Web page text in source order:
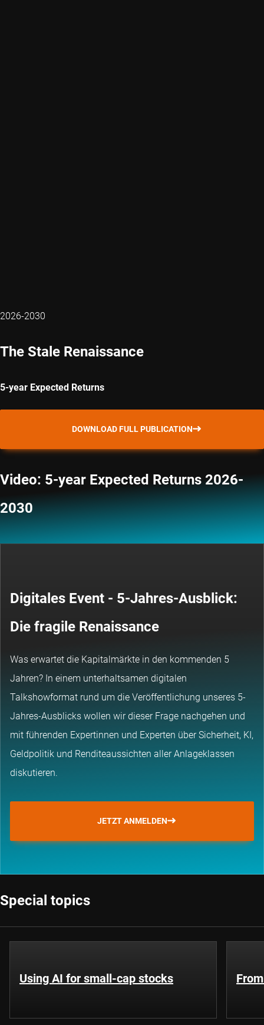
2026-2030
The Stale Renaissance
5-year Expected Returns
DOWNLOAD FULL PUBLICATION
Video: 5-year Expected Returns 2026-
2030
Digitales Event - 5-Jahres-Ausblick:
Die fragile Renaissance
Was erwartet die Kapitalmärkte in den kommenden 5
Jahren? In einem unterhaltsamen digitalen
Talkshowformat rund um die Veröffentlichung unseres 5-
Jahres-Ausblicks wollen wir dieser Frage nachgehen und
mit führenden Expertinnen und Experten über Sicherheit, KI,
Geldpolitik und Renditeaussichten aller Anlageklassen
diskutieren.
JETZT ANMELDEN
Special topics
Using AI for small-cap stocks